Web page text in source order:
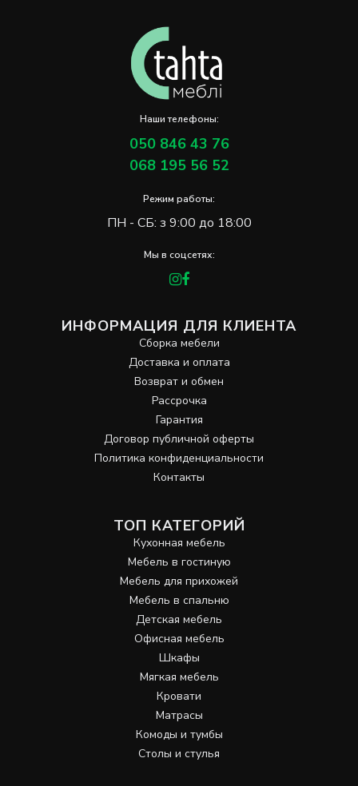
Наши телефоны:
050 846 43 76
068 195 56 52
Режим работы:
ПН - СБ: з 9:00 до 18:00
Мы в соцсетях:
ИНФОРМАЦИЯ ДЛЯ КЛИЕНТА
Сборка мебели
Доставка и оплата
Возврат и обмен
Рассрочка
Гарантия
Договор публичной оферты
Политика конфиденциальности
Контакты
ТОП КАТЕГОРИЙ
Кухонная мебель
Мебель в гостиную
Мебель для прихожей
Мебель в спальню
Детская мебель
Офисная мебель
Шкафы
Мягкая мебель
Кровати
Матрасы
Комоды и тумбы
Столы и стулья